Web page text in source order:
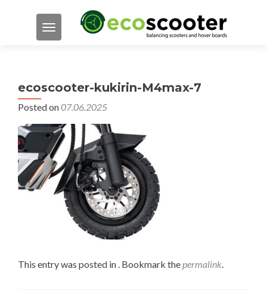
TOGGLE NAVIGATION
ecoscooter-kukirin-M4max-7
Posted on07.06.2025
This entry was posted in . Bookmark thepermalink.